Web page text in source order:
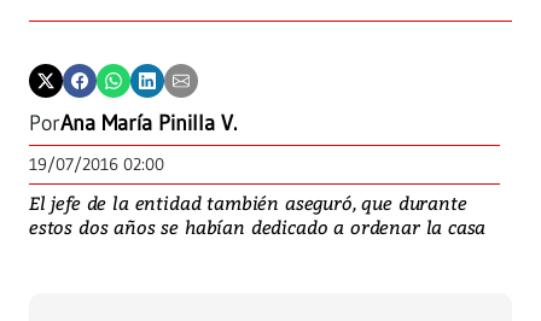
PorAna María Pinilla V.
19/07/2016 02:00
El jefe de la entidad también aseguró, que durante
estos dos años se habían dedicado a ordenar la casa